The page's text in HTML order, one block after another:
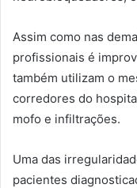
Assim como nas
profissionais é
também utilizam o
corredores do
mofo e infiltrações.
Uma das
pacientes